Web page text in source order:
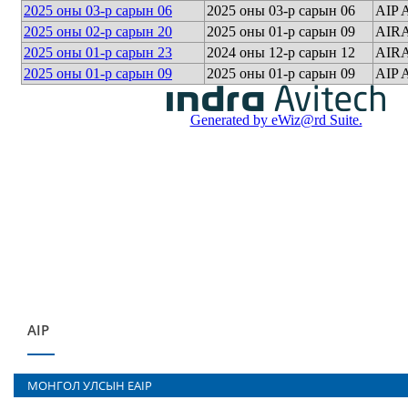
AIP
МОНГОЛ УЛСЫН EAIP